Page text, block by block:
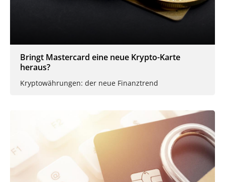
Bringt Mastercard eine neue Krypto-Karte
heraus?
Kryptowährungen: der neue Finanztrend